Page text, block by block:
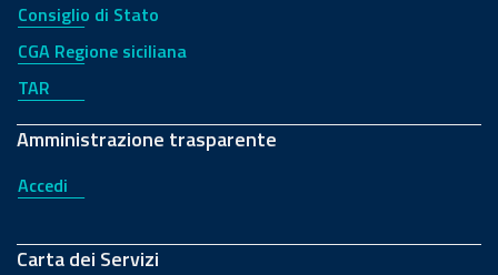
Consiglio di Stato
CGA Regione siciliana
TAR
Amministrazione trasparente
Accedi
Carta dei Servizi